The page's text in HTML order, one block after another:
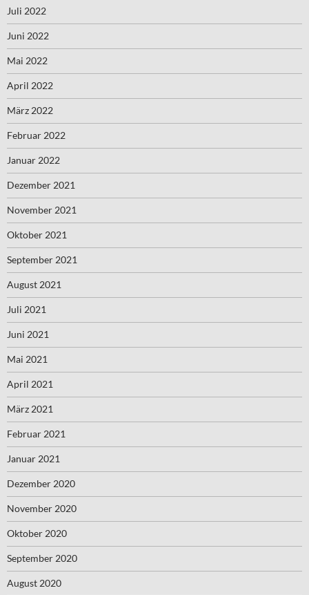
Juli 2022
Juni 2022
Mai 2022
April 2022
März 2022
Februar 2022
Januar 2022
Dezember 2021
November 2021
Oktober 2021
September 2021
August 2021
Juli 2021
Juni 2021
Mai 2021
April 2021
März 2021
Februar 2021
Januar 2021
Dezember 2020
November 2020
Oktober 2020
September 2020
August 2020